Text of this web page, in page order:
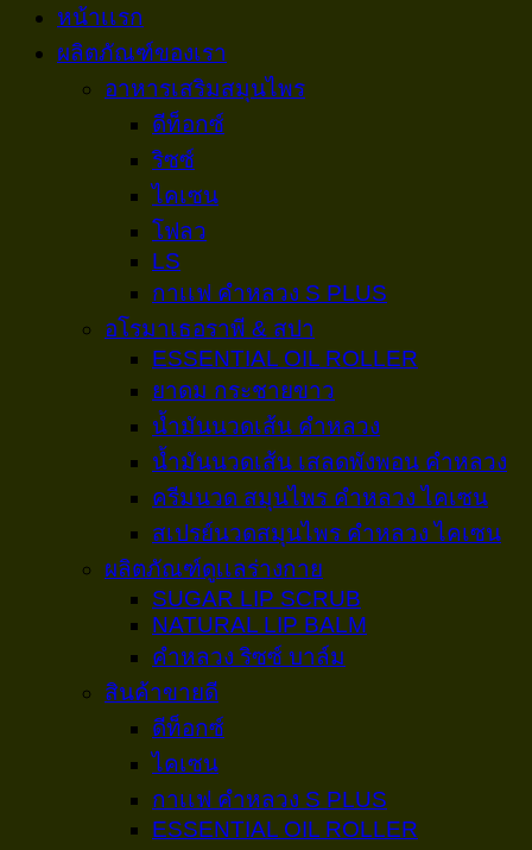
หน้าเเรก
ผลิตภัณฑ์ของเรา
อาหารเสริมสมุนไพร
ดีท็อกซ์
ริซซ์
ไคเซน
โฟลว
LS
กาเเฟ คำหลวง S PLUS
อโรมาเธอราพี & สปา
ESSENTIAL OIL ROLLER
ยาดม กระชายขาว
น้ำมันนวดเส้น คำหลวง
น้ำมันนวดเส้น เสลดพังพอน คำหลวง
ครีมนวด สมุนไพร คำหลวง ไคเซน
สเปรย์นวดสมุนไพร คำหลวง ไคเซน
ผลิตภัณฑ์ดูเเลร่างกาย
SUGAR LIP SCRUB
NATURAL LIP BALM
คำหลวง ริซซ์ บาล์ม
สินค้าขายดี
ดีท็อกซ์
ไคเซน
กาเเฟ คำหลวง S PLUS
ESSENTIAL OIL ROLLER